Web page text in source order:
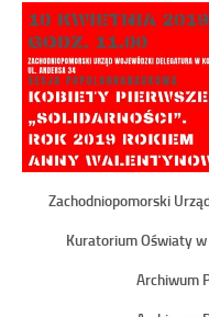
Zachodniopomorski
Kuratorium Oświaty
Archiwum